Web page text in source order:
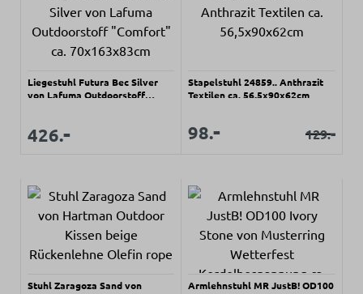
Liegestuhl Futura Bec Silver
von Lafuma Outdoorstoff
Regulärer Preis:
Verkaufspreis:
426.-
Stapelstuhl 24859.. Anthrazit
Textilen ca. 56,5x90x62cm
Verkaufspreis:
98.- Regulärer
129.-
Stuhl Zaragoza Sand von
Armlehnstuhl MR JustB! OD100